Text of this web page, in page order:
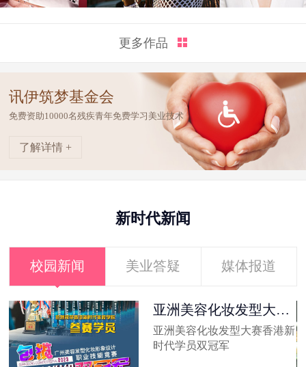
更多作品
讯伊筑梦基金会
免费资助10000名残疾青年免费学习美业技术
了解详情 +
新时代新闻
校园新闻 美业答疑 媒体报道
亚洲美容化妆发型大赛
香港新时代...
亚洲美容化妆发型大赛香港新
时代学员双冠军